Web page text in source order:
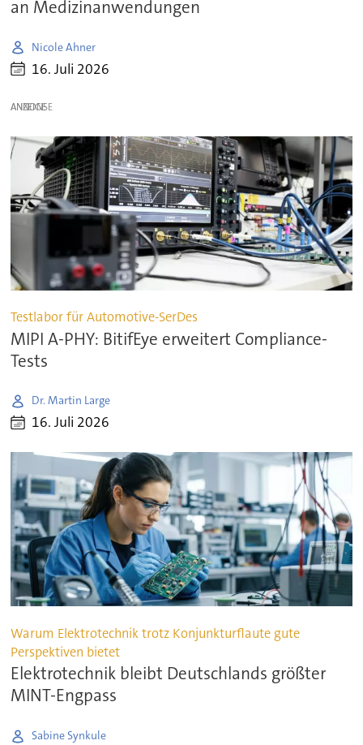
an Medizinanwendungen
Nicole Ahner
16. Juli 2026
ANZEIGE
Testlabor für Automotive-SerDes
MIPI A-PHY: BitifEye erweitert Compliance-
Tests
Dr. Martin Large
16. Juli 2026
Warum Elektrotechnik trotz Konjunkturflaute gute
Perspektiven bietet
Elektrotechnik bleibt Deutschlands größter
MINT-Engpass
Sabine Synkule